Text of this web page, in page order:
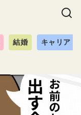
結婚 キャリア